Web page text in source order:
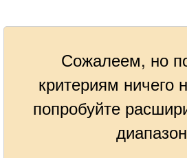
Сожалеем, но
критериям ничего
попробуйте